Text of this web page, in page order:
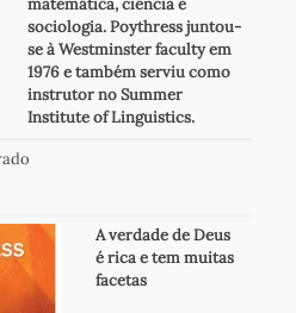
sociologia. Poythress juntou-
se à Westminster faculty em
1976 e também serviu como
instrutor no Summer
Institute of Linguistics.
A verdade de Deus
é rica e tem muitas
facetas